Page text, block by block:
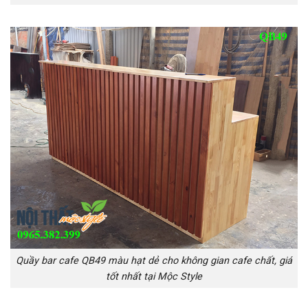
Quầy bar cafe QB49 màu hạt dẻ cho không gian cafe chất, giá
tốt nhất tại Mộc Style